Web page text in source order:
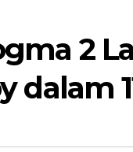
2
dalam